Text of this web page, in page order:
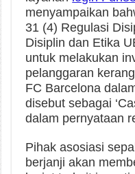
menyampaikan
31 (4) Regulasi
Disiplin dan Etika
untuk melakukan
pelanggaran
FC Barcelona
disebut sebagai
dalam pernyataan
Pihak asosiasi
berjanji akan